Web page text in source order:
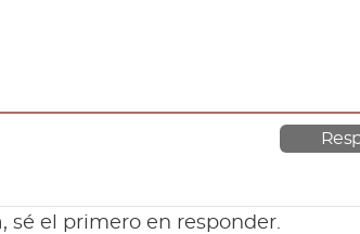
sé el primero en responder.